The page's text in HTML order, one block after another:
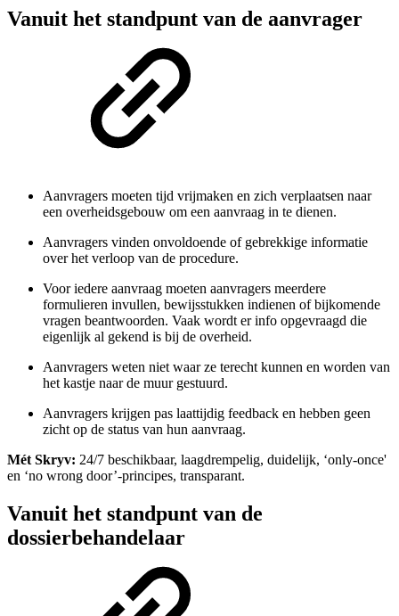
Vanuit het standpunt van de aanvrager
Aanvragers moeten tijd vrijmaken en zich verplaatsen naar
een overheidsgebouw om een aanvraag in te dienen.
Aanvragers vinden onvoldoende of gebrekkige informatie
over het verloop van de procedure.
Voor iedere aanvraag moeten aanvragers meerdere
formulieren invullen, bewijsstukken indienen of bijkomende
vragen beantwoorden. Vaak wordt er info opgevraagd die
eigenlijk al gekend is bij de overheid.
Aanvragers weten niet waar ze terecht kunnen en worden van
het kastje naar de muur gestuurd.
Aanvragers krijgen pas laattijdig feedback en hebben geen
zicht op de status van hun aanvraag.
Mét Skryv: 24/7 beschikbaar, laagdrempelig, duidelijk, ‘only-once'
en ‘no wrong door’-principes, transparant.
Vanuit het standpunt van de
dossierbehandelaar